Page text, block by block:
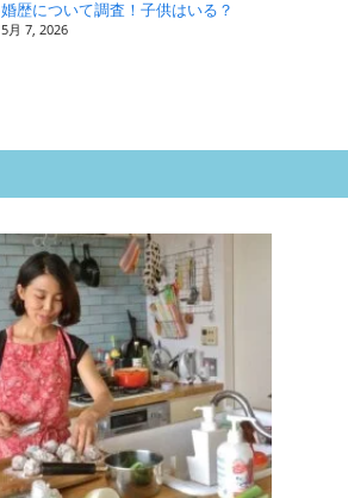
婚歴について調査！子供はいる？
5月 7, 2026